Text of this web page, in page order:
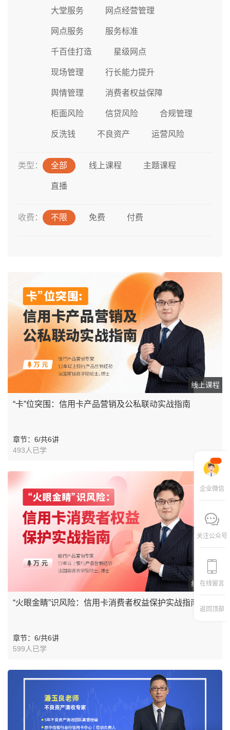
大堂服务 网点经营管理
网点服务 服务标准
千百佳打造 星级网点
现场管理 行长能力提升
舆情管理 消费者权益保障
柜面风险 信贷风险 合规管理
反洗钱 不良资产 运营风险
类型： 全部 线上课程 主题课程
直播
收费： 不限 免费 付费
线上课程
“卡”位突围：信用卡产品营销及公私联动实战指南
章节：6/共6讲
493人已学
线上课程
“火眼金睛”识风险：信用卡消费者权益保护实战指南
章节：6/共6讲
599人已学
企业微信
关注公众号
在线留言
返回顶部